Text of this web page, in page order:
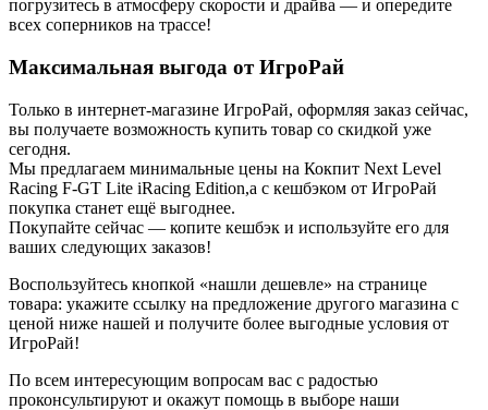
погрузитесь в атмосферу скорости и драйва — и опередите
всех соперников на трассе!
Максимальная выгода от ИгроРай
Только в интернет-магазине ИгроРай, оформляя заказ сейчас,
вы получаете возможность купить товар со скидкой уже
сегодня.
Мы предлагаем минимальные цены на Кокпит Next Level
Racing F-GT Lite iRacing Edition,а с кешбэком от ИгроРай
покупка станет ещё выгоднее.
Покупайте сейчас — копите кешбэк и используйте его для
ваших следующих заказов!
Воспользуйтесь кнопкой «нашли дешевле» на странице
товара: укажите ссылку на предложение другого магазина с
ценой ниже нашей и получите более выгодные условия от
ИгроРай!
По всем интересующим вопросам вас с радостью
проконсультируют и окажут помощь в выборе наши